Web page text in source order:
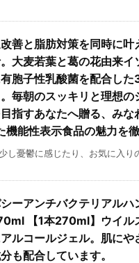
善と脂肪対策を同時に叶
大麦若葉と葛の花由来イ
胞子性乳酸菌を配合し
毎朝のスッキリと理想の
目指すあなたへ贈る、みな
機能性表示食品の魅力を徹
し憂鬱に感じたり、お気に入り
ーアンチバクテリアルハ
【1本270ml】ウイル
ルコールジェル。肌にや
も配合しています。